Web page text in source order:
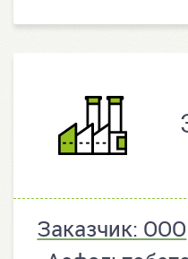
Заказчик: ООО